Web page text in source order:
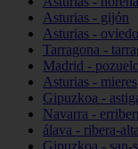
Asturias - gijón
Asturias - oviedo
Tarragona -
Madrid -
Asturias - mieres
Gipuzkoa -
Navarra -
álava - ribera-alta
Gipuzkoa - san-